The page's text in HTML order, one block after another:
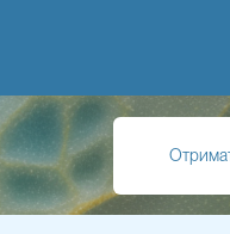
функцій в
для виявлення
речовина при